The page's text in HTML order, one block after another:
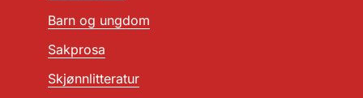
Barn og ungdom
Sakprosa
Skjønnlitteratur